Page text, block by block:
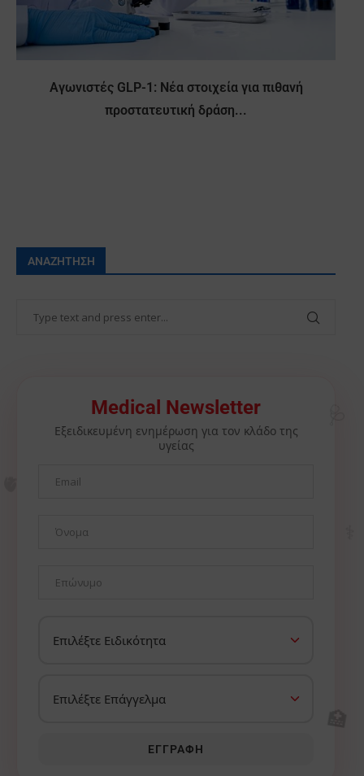
Αγωνιστές GLP-1: Νέα στοιχεία για πιθανή
προστατευτική δράση...
ΑΝΑΖΉΤΗΣΗ
Medical Newsletter
Εξειδικευμένη ενημέρωση για τον κλάδο της
υγείας
ΕΓΓΡΑΦΉ